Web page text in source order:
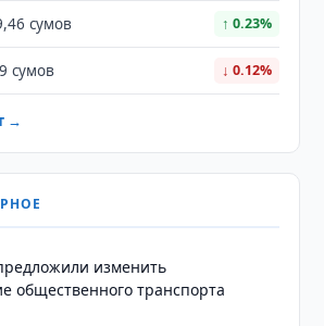
сумов ↑ 0.23%
сумов ↓ 0.12%
→
изменить
общественного транспорта